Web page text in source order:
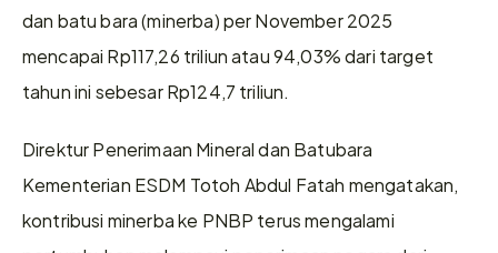
dan batu bara (minerba) per November 2025
mencapai Rp117,26 triliun atau 94,03% dari target
tahun ini sebesar Rp124,7 triliun.
Direktur Penerimaan Mineral dan Batubara
Kementerian ESDM Totoh Abdul Fatah mengatakan,
kontribusi minerba ke PNBP terus mengalami